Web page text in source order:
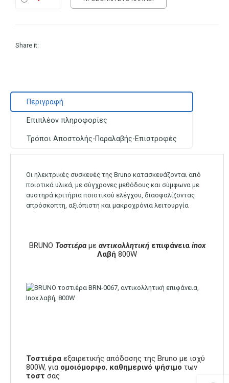
Share it:
Περιγραφή
Επιπλέον πληροφορίες
Τρόποι Αποστολής-Παραλαβής-Επιστροφές
Οι ηλεκτρικές συσκευές της Bruno κατασκευάζονται από
ποιοτικά υλικά, με σύγχρονες μεθόδους και σύμφωνα με
αυστηρά κριτήρια ποιοτικού ελέγχου, διασφαλίζοντας
απρόσκοπτη, αξιόπιστη και μακροχρόνια λειτουργία
BRUNO Τοστιέρα με αντικολλητικήεπιφάνεια inox
Λαβή 800W
Τοστιέρα εξαιρετικής απόδοσης της Bruno με ισχύ
800W, για ομοιόμορφο, καθημερινό ψήσιμο των
τοστ σας